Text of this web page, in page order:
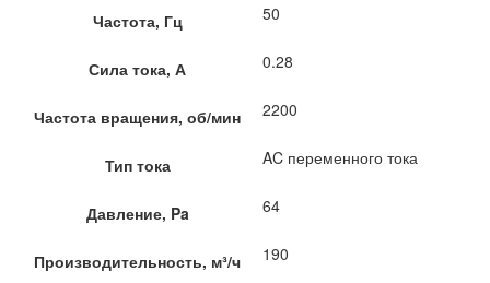
Частота, Гц 50
Сила тока, А 0.28
Частота вращения, об/мин 2200
Тип тока AC переменного тока
Давление, Pa 64
Производительность, м³/ч 190